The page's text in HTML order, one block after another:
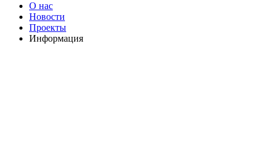
О нас
Новости
Проекты
Информация